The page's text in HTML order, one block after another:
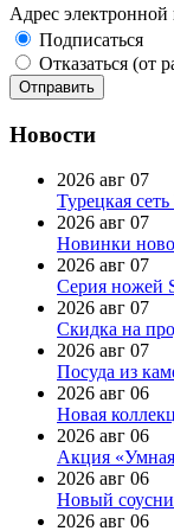
Адрес электронной
Подписаться
Отказаться (от
Новости
2026 авг 07
Турецкая
2026 авг 07
Новинки
2026 авг 07
Серия ножей
2026 авг 07
Скидка на
2026 авг 07
Посуда из
2026 авг 06
Новая
2026 авг 06
Акция
2026 авг 06
Новый
2026 авг 06